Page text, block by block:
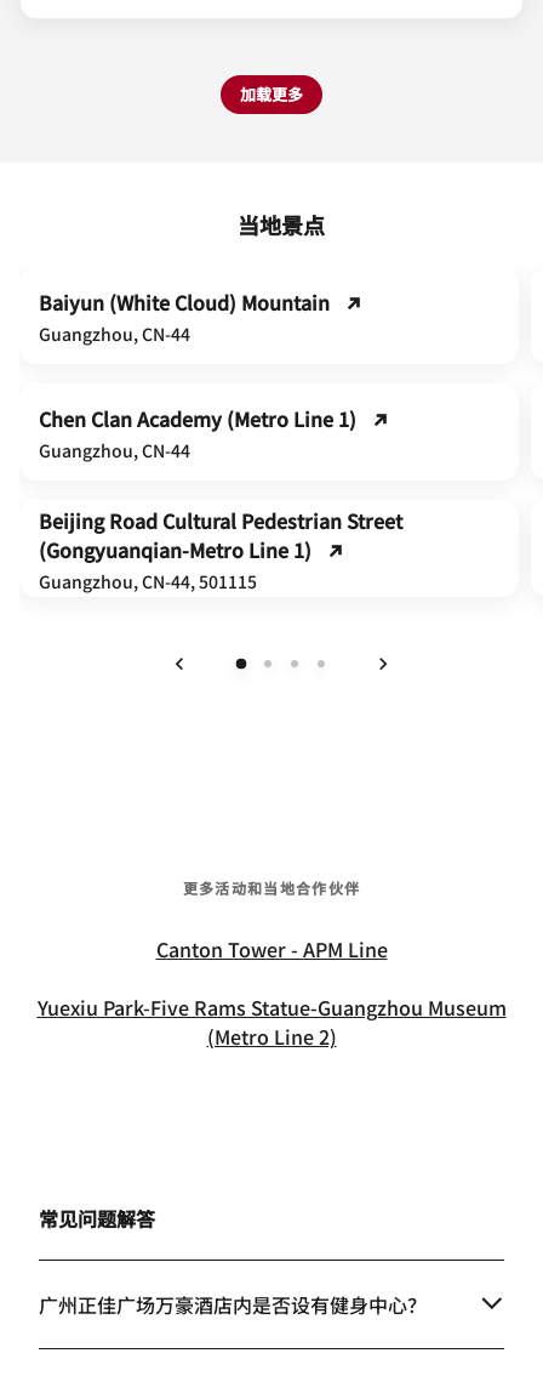
加载更多
当地景点
Baiyun (White Cloud) Mountain
Guangzhou, CN-44
Chen Clan Academy (Metro Line 1)
Guangzhou, CN-44
Beijing Road Cultural Pedestrian Street
(Gongyuanqian-Metro Line 1)
Guangzhou, CN-44, 501115
更多活动和当地合作伙伴
Canton Tower - APM Line
Yuexiu Park-Five Rams Statue-Guangzhou Museum
(Metro Line 2)
常见问题解答
广州正佳广场万豪酒店内是否设有健身中心？